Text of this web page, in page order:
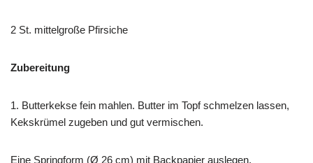
2 St. mittelgroße Pfirsiche
Zubereitung
1. Butterkekse fein mahlen. Butter im Topf schmelzen lassen,
Kekskrümel zugeben und gut vermischen.
Eine Springform (Ø 26 cm) mit Backpapier auslegen.